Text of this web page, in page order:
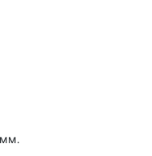
мм.